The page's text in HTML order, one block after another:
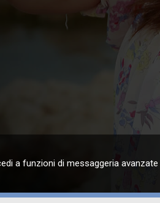
a funzioni di messaggeria avanzate